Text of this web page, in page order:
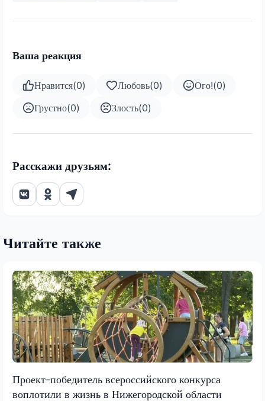
Ваша реакция
Нравится(0) Любовь(0) Ого!(0)
Грустно(0) Злость(0)
Расскажи друзьям:
Читайте также
Проект-победитель всероссийского конкурса
воплотили в жизнь в Нижегородской области